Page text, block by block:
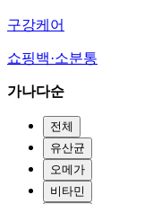
구강케어
쇼핑백·소분통
가나다순
전체
유산균
오메가
비타민